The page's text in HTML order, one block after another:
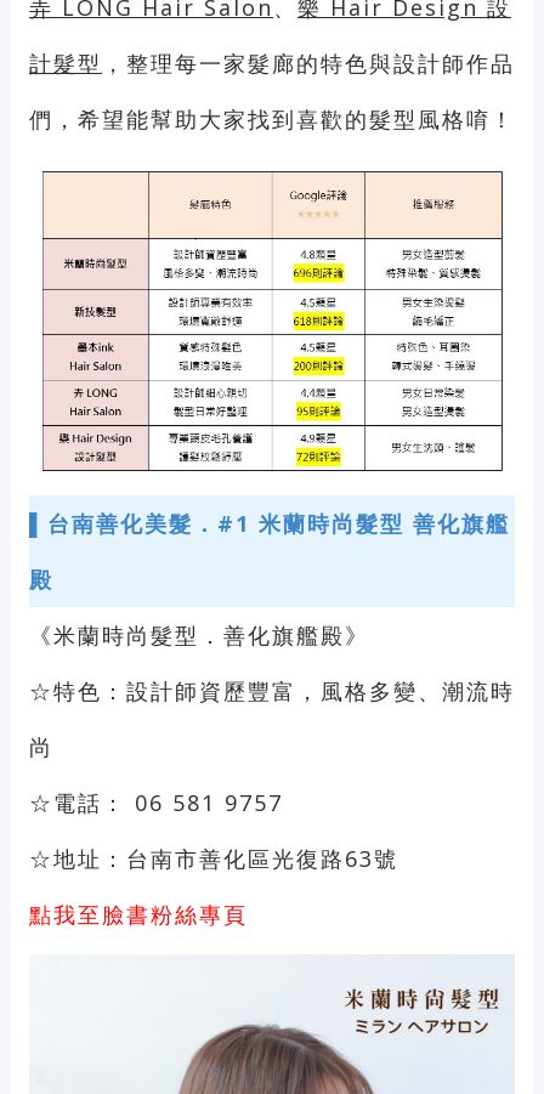
弄 LONG Hair Salon 、 樂 Hair Design 設
計髮型 ，整理每一家髮廊的特色與設計師作品
們，希望能幫助大家找到喜歡的髮型風格唷！
台南善化美髮．#1 米蘭時尚髮型 善化旗艦
殿
《米蘭時尚髮型．善化旗艦殿》
☆特色：設計師資歷豐富，風格多變、潮流時
尚
☆電話： 06 581 9757
☆地址：台南市善化區光復路63號
點我至臉書粉絲專頁